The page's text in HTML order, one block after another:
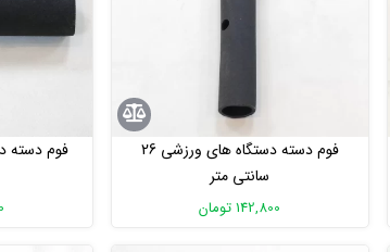
فوم دسته دستگاه های ورزشی 26
سانتی متر
142,800 تومان